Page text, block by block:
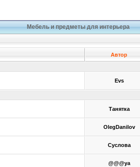
Мебель и предметы для интерьера
Автор
Evs
Танятка
OlegDanilov
Суслова
@@@ya